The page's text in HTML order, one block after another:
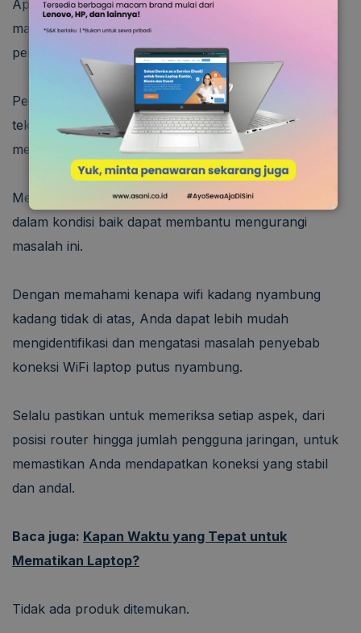
Apa penyebab sinyal wifi sering hilang? Kadang,
masalahnya bukan pada jaringan WiFi, tetapi pada
perangkat yang terhubung.
Perangkat yang sudah tua atau memiliki masalah
teknis bisa mengalami kesulitan dalam
mempertahankan koneksi yang stabil.
Memastikan perangkat Anda selalu diperbarui dan
dalam kondisi baik dapat membantu mengurangi
masalah ini.
Dengan memahami kenapa wifi kadang nyambung
kadang tidak di atas, Anda dapat lebih mudah
mengidentifikasi dan mengatasi masalah penyebab
koneksi WiFi laptop putus nyambung.
Selalu pastikan untuk memeriksa setiap aspek, dari
posisi router hingga jumlah pengguna jaringan, untuk
memastikan Anda mendapatkan koneksi yang stabil
dan andal.
Baca juga: Kapan Waktu yang Tepat untuk
Mematikan Laptop?
Tidak ada produk ditemukan.